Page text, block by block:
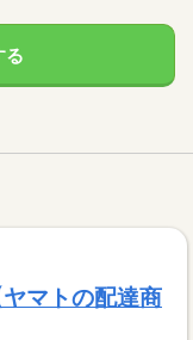
る
マトの配達商